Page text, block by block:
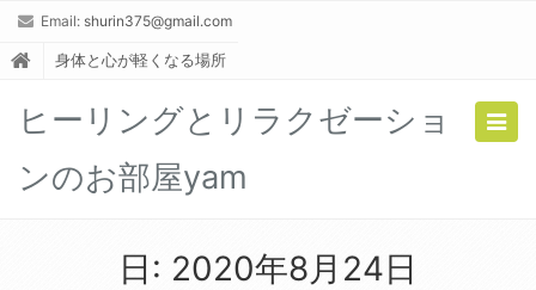
Email: shurin375@gmail.com
身体と心が軽くなる場所
ヒーリングとリラクゼーショ
ンのお部屋yam
日: 2020年8月24日